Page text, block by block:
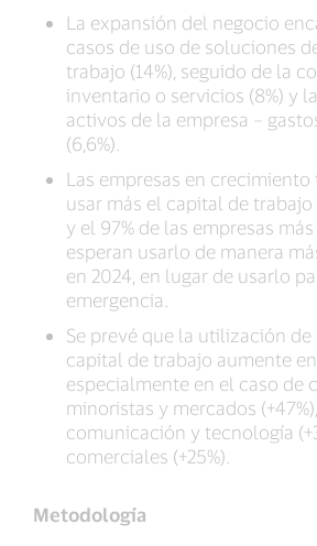
La expansión del negocio
casos de uso de soluciones
trabajo (14%), seguido de la
inventario o servicios (8%) y
activos de la empresa –
(6,6%).
Las empresas en
usar más el capital de
y el 97% de las empresas
esperan usarlo de manera
en 2024, en lugar de usarlo
emergencia.
Se prevé que la utilización
capital de trabajo aumente en
especialmente en el caso de
minoristas y mercados
comunicación y tecnología
comerciales (+25%).
Metodología